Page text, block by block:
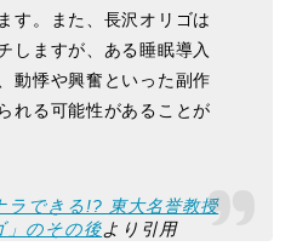
す。また、長沢オリゴは
しますが、ある睡眠導入
動悸や興奮といった副作
れる可能性があることが
ラできる!? 東大名誉教授
」のその後より引用